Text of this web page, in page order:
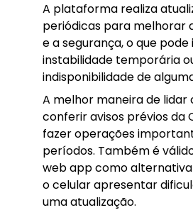
A plataforma realiza
periódicas para melhorar
e a segurança, o que
instabilidade temporária
indisponibilidade de
A melhor maneira de lidar
conferir avisos prévios da
fazer operações
períodos. Também é
web app como
o celular apresentar
uma atualização.